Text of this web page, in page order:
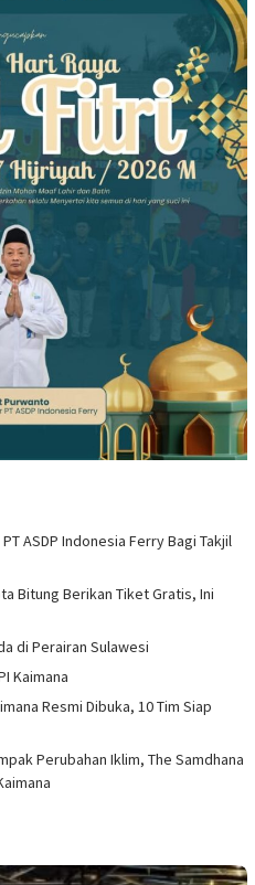
ASDP Indonesia Ferry Bagi Takjil
Bitung Berikan Tiket Gratis, Ini
di Perairan Sulawesi
Kaimana
Resmi Dibuka, 10 Tim Siap
Perubahan Iklim, The Samdhana